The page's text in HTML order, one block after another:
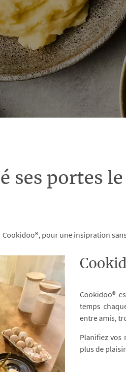
ses portes
pour une insipration
Cookidoo®
temps
entre amis,
Planifiez vos
plus de